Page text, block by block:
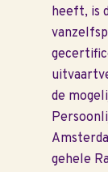
heeft, is
de
gehele